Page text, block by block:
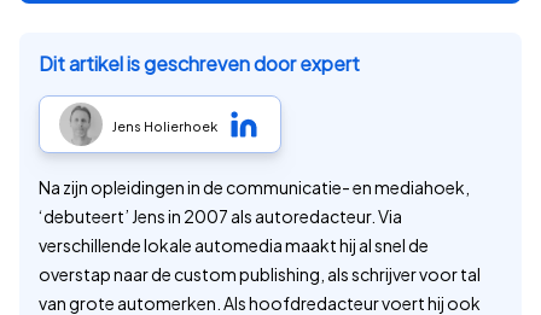
Dit artikel is geschreven door expert
Jens Holierhoek
Na zijn opleidingen in de communicatie- en mediahoek,
‘debuteert’ Jens in 2007 als autoredacteur. Via
verschillende lokale automedia maakt hij al snel de
overstap naar de custom publishing, als schrijver voor tal
van grote automerken. Als hoofdredacteur voert hij ook